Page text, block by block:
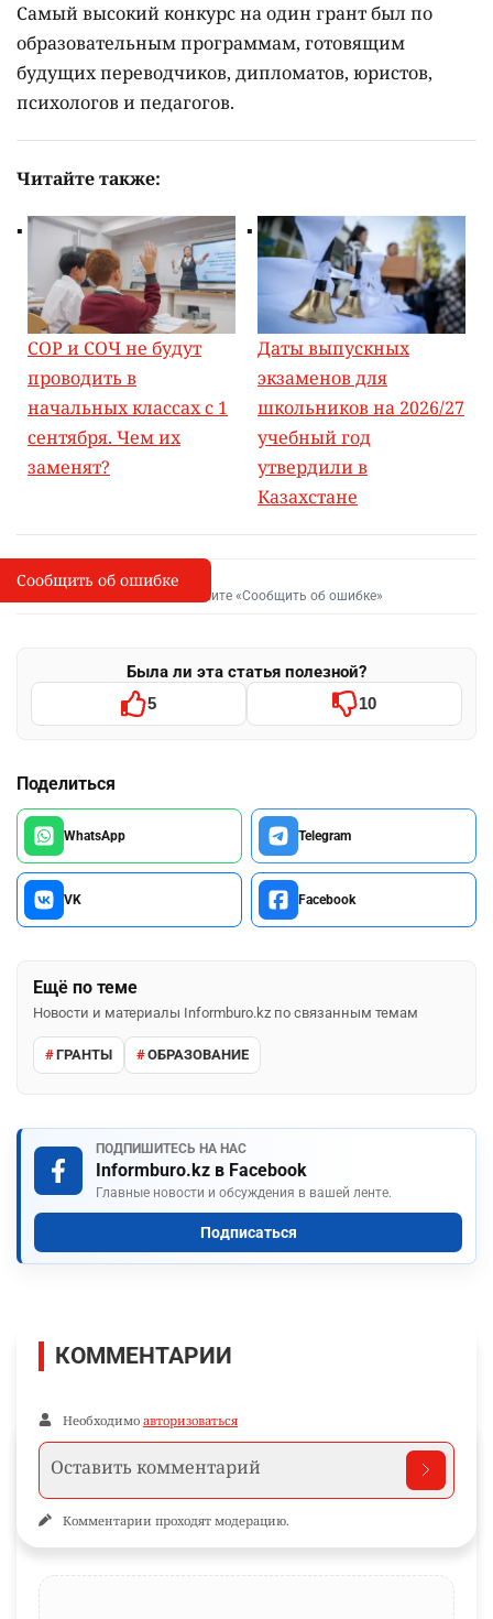
Самый высокий конкурс на один грант был по
образовательным программам, готовящим
будущих переводчиков, дипломатов, юристов,
психологов и педагогов.
Читайте также:
СОР и СОЧ не будут
проводить в
начальных классах с 1
сентября. Чем их
заменят?
Даты выпускных
экзаменов для
школьников на 2026/27
учебный год
утвердили в
Казахстане
I
Сообщить об опечатке
Выделите фрагмент и нажмите «Сообщить об ошибке»
Была ли эта статья полезной?
5 10
Поделиться
WhatsApp Telegram
VK Facebook
Ещё по теме
Новости и материалы Informburo.kz по связанным темам
ГРАНТЫ ОБРАЗОВАНИЕ
ПОДПИШИТЕСЬ НА НАС
Informburo.kz в Facebook
Главные новости и обсуждения в вашей ленте.
Подписаться
Сообщить об ошибке
КОММЕНТАРИИ
Необходимо авторизоваться
Комментарии проходят модерацию.